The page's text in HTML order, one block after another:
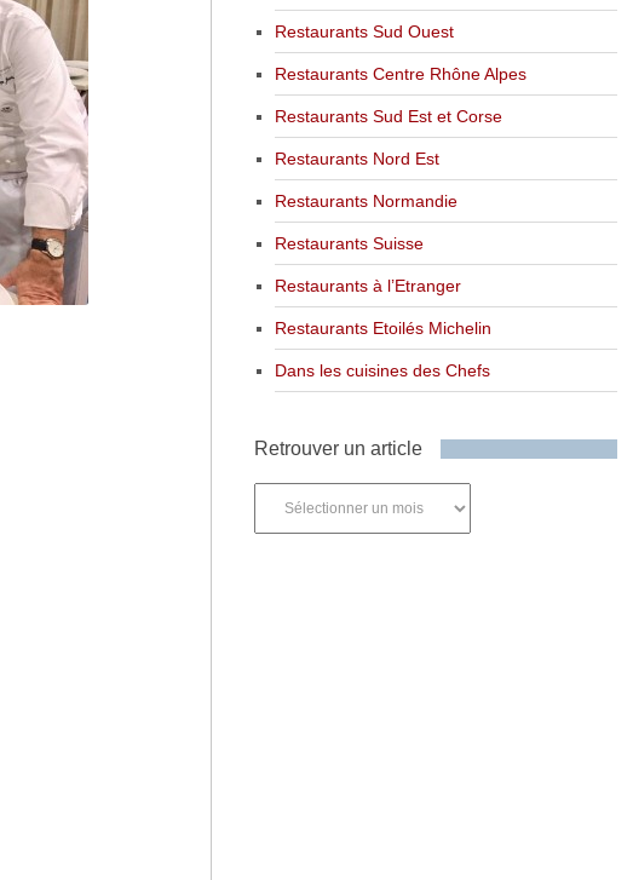
Restaurants Sud Ouest
Restaurants Centre Rhône Alpes
Restaurants Sud Est et Corse
Restaurants Nord Est
Restaurants Normandie
Restaurants Suisse
Restaurants à l’Etranger
Restaurants Etoilés Michelin
Dans les cuisines des Chefs
Retrouver un article